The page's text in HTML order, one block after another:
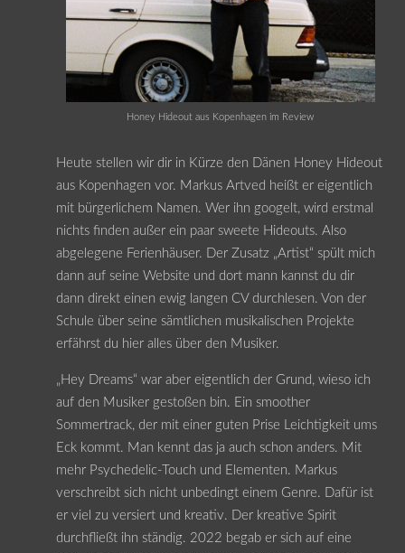
Honey Hideout aus Kopenhagen im Review
Heute stellen wir dir in Kürze den Dänen Honey Hideout
aus Kopenhagen vor. Markus Artved heißt er eigentlich
mit bürgerlichem Namen. Wer ihn googelt, wird erstmal
nichts finden außer ein paar sweete Hideouts. Also
abgelegene Ferienhäuser. Der Zusatz „Artist“ spült mich
dann auf seine Website und dort mann kannst du dir
dann direkt einen ewig langen CV durchlesen. Von der
Schule über seine sämtlichen musikalischen Projekte
erfährst du hier alles über den Musiker.
„Hey Dreams“ war aber eigentlich der Grund, wieso ich
auf den Musiker gestoßen bin. Ein smoother
Sommertrack, der mit einer guten Prise Leichtigkeit ums
Eck kommt. Man kennt das ja auch schon anders. Mit
mehr Psychedelic-Touch und Elementen. Markus
verschreibt sich nicht unbedingt einem Genre. Dafür ist
er viel zu versiert und kreativ. Der kreative Spirit
durchfließt ihn ständig. 2022 begab er sich auf eine